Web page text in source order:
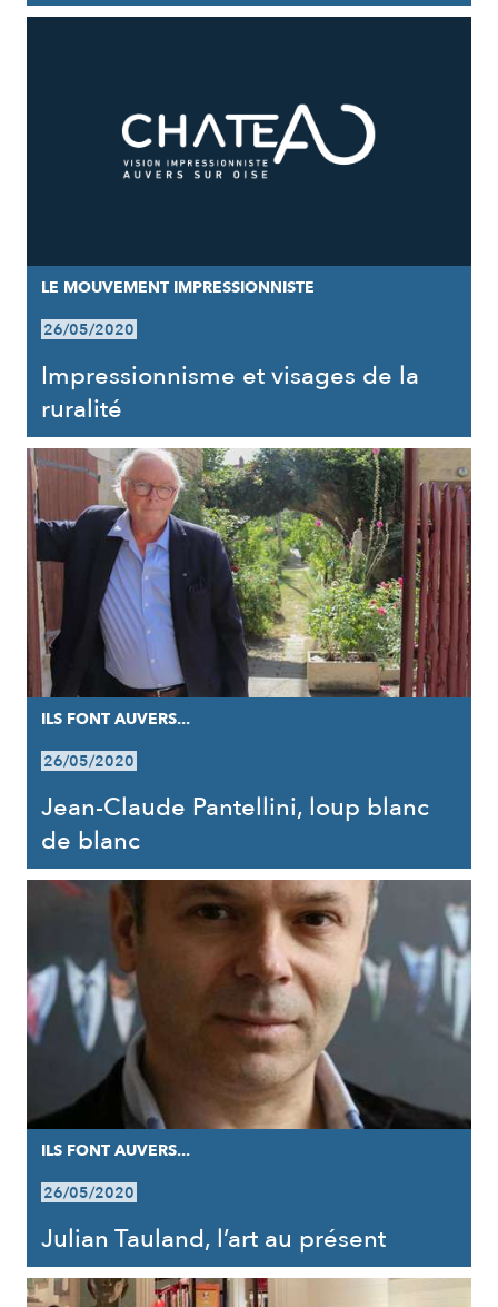
LE MOUVEMENT IMPRESSIONNISTE
26/05/2020
Impressionnisme et visages de la
ruralité
ILS FONT AUVERS...
26/05/2020
Jean-Claude Pantellini, loup blanc
de blanc
ILS FONT AUVERS...
26/05/2020
Julian Tauland, l’art au présent